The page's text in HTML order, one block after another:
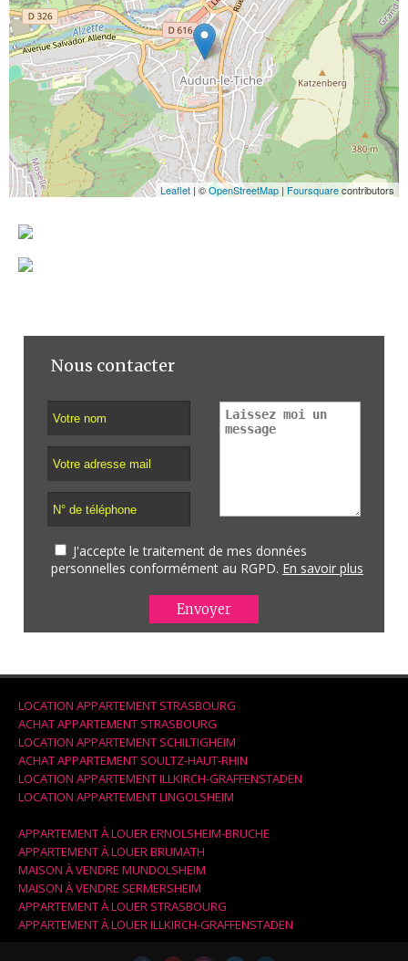
Leaflet | ©OpenStreetMap | Foursquarecontributors
Nous contacter
J'accepte le traitement de mes données
personnelles conformément au RGPD. En savoir plus
LOCATION APPARTEMENT STRASBOURG
ACHAT APPARTEMENT STRASBOURG
LOCATION APPARTEMENT SCHILTIGHEIM
ACHAT APPARTEMENT SOULTZ-HAUT-RHIN
LOCATION APPARTEMENT ILLKIRCH-GRAFFENSTADEN
LOCATION APPARTEMENT LINGOLSHEIM
APPARTEMENT À LOUER ERNOLSHEIM-BRUCHE
APPARTEMENT À LOUER BRUMATH
MAISON À VENDRE MUNDOLSHEIM
MAISON À VENDRE SERMERSHEIM
APPARTEMENT À LOUER STRASBOURG
APPARTEMENT À LOUER ILLKIRCH-GRAFFENSTADEN